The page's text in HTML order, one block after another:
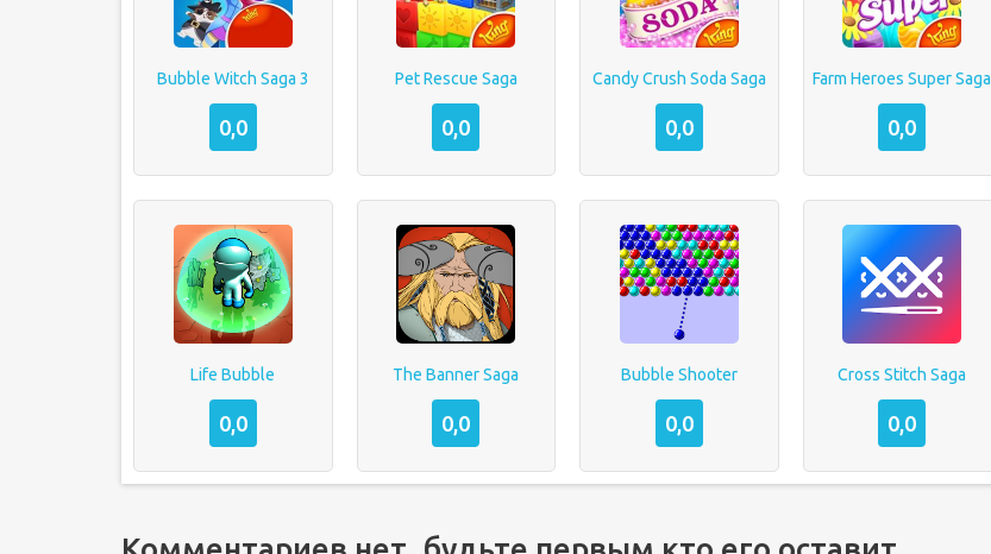
Bubble Witch Saga 3
0,0
Pet Rescue Saga
0,0
Candy Crush Soda Saga
0,0
Farm Heroes Super Saga
0,0
Life Bubble
0,0
The Banner Saga
0,0
Bubble Shooter
0,0
Cross Stitch Saga
0,0